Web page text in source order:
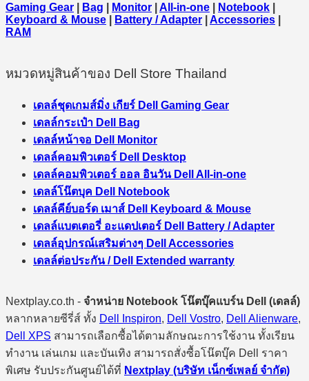
Gaming Gear
Bag Monitor All-in-one Notebook
Keyboard & Mouse
Battery / Adapter Accessories
RAM
หมวดหมู่สินค้าของ Dell Store Thailand
เดลล์ชุดเกมส์มิ่ง เกียร์ Dell Gaming Gear
เดลล์กระเป๋า Dell Bag
เดลล์หน้าจอ Dell Monitor
เดลล์คอมพิวเตอร์ Dell Desktop
เดลล์คอมพิวเตอร์ ออล อินวัน Dell All-in-one
เดลล์โน๊ตบุค Dell Notebook
เดลล์คีย์บอร์ด เมาส์ Dell Keyboard & Mouse
เดลล์แบตเตอรี่ อะแดปเตอร์ Dell Battery / Adapter
เดลล์อุปกรณ์เสริมต่างๆ Dell Accessories
เดลล์ต่อประกัน / Dell Extended warranty
Nextplay.co.th - จำหน่าย Notebook โน๊ตบุ๊คแบร์น Dell (เดลล์)
หลากหลายซีรี่ส์ ทั้ง Dell Inspiron, Dell Vostro, Dell Alienware,
Dell XPS สามารถเลือกซื้อได้ตามลักษณะการใช้งาน ทั้งเรียน
ทำงาน เล่นเกม และบันเทิง สามารถสั่งซื้อโน๊ตบุ๊ค Dell ราคา
พิเศษ รับประกันศูนย์ได้ที่ Nextplay (บริษัท เน็กซ์เพลย์ จำกัด)